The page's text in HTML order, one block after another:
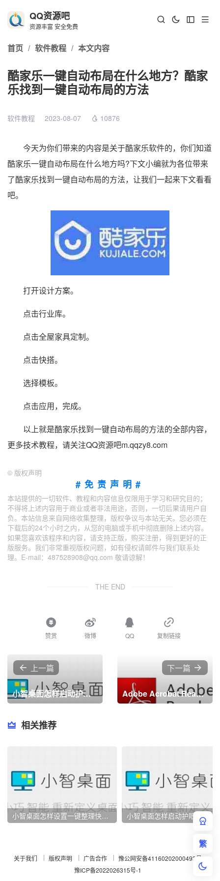
QQ资源吧
资源丰富 安全免费
首页 / 软件教程 / 本文内容
酷家乐一键自动布局在什么地方？酷家
乐找到一键自动布局的方法
软件教程 2023-08-07 10876
今天为你们带来的内容是关于酷家乐软件的，你们知道
酷家乐一键自动布局在什么地方吗?下文小编就为各位带来
了酷家乐找到一键自动布局的方法，让我们一起来下文看看
吧。
打开设计方案。
点击行业库。
点击全屋家具定制。
点击快搭。
选择模板。
点击应用，完成。
以上就是酷家乐找到一键自动布局的方法的全部内容，
更多技术教程，请关注QQ资源吧m.qqzy8.com
© 版权声明
#免责声明#
本站提供的一切软件、教程和内容信息仅限用于学习和研究目的；
不得将上述内容用于商业或者非法用途，否则，一切后果请用户自
负。本站信息来自网络收集整理，版权争议与本站无关。您必须在
下载后的24个小时之内，从您的电脑或手机中彻底删除上述内容。
如果您喜欢该程序和内容，请支持正版，购买注册，得到更好的正
版服务。我们非常重视版权问题，如有侵权请邮件与我们联系处
理。E-mail：487528908@qq.com 敬请谅解！
THE END
赞赏 微博 QQ 复制链接
上一篇
小智桌面怎样启动护眼模式？小智桌面启动护眼模式的方法
下一篇
Adobe Acrobat Reader DC怎样启用自动完成？Adobe Acrobat Reader DC启用自动完成的方法
相关推荐
小智桌面怎样设置一键整理快捷键？小智桌面设置一键整理快捷键的方法
关于我们 版权声明 广告合作
豫公网安备41160202000493号
豫ICP备2022026315号-1
繁